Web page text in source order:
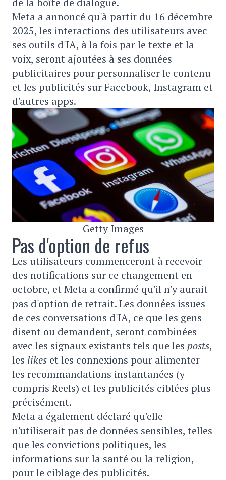
Meta a annoncé qu'à partir du 16 décembre
2025, les interactions des utilisateurs avec
ses outils d'IA, à la fois par le texte et la
voix, seront ajoutées à ses données
publicitaires pour personnaliser le contenu
et les publicités sur Facebook, Instagram et
d'autres apps.
Getty Images
Pas d'option de refus
Les utilisateurs commenceront à recevoir
des notifications sur ce changement en
octobre, et Meta a confirmé qu'il n'y aurait
pas d'option de retrait. Les données issues
de ces conversations d'IA, ce que les gens
disent ou demandent, seront combinées
avec les signaux existants tels que les posts,
les likes et les connexions pour alimenter
les recommandations instantanées (y
compris Reels) et les publicités ciblées plus
précisément.
Meta a également déclaré qu'elle
n'utiliserait pas de données sensibles, telles
que les convictions politiques, les
informations sur la santé ou la religion,
pour le ciblage des publicités.